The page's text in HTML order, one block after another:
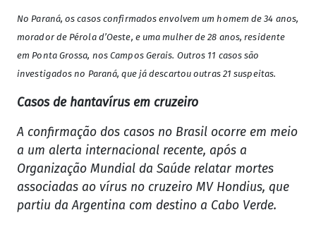
No Paraná, os casos confirmados envolvem um homem de 34 anos,
morador de Pérola d’Oeste, e uma mulher de 28 anos, residente
em Ponta Grossa, nos Campos Gerais. Outros 11 casos são
investigados no Paraná, que já descartou outras 21 suspeitas.
Casos de hantavírus em cruzeiro
A confirmação dos casos no Brasil ocorre em meio
a um alerta internacional recente, após a
Organização Mundial da Saúde relatar mortes
associadas ao vírus no cruzeiro MV Hondius, que
partiu da Argentina com destino a Cabo Verde.